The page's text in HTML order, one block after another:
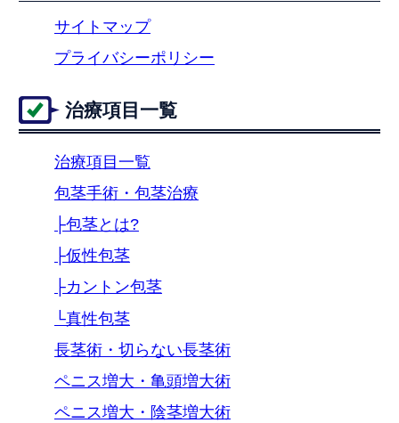
サイトマップ
プライバシーポリシー
治療項目一覧
治療項目一覧
包茎手術・包茎治療
├包茎とは?
├仮性包茎
├カントン包茎
└真性包茎
長茎術・切らない長茎術
ペニス増大・亀頭増大術
ペニス増大・陰茎増大術